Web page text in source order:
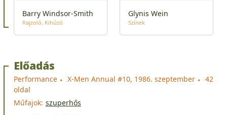
Barry Windsor-Smith
Rajzoló Kihúzó
Glynis Wein
Színek
Előadás
Performance X-Men Annual #10, 1986. szeptember
42
oldal
Műfajok: szuperhős